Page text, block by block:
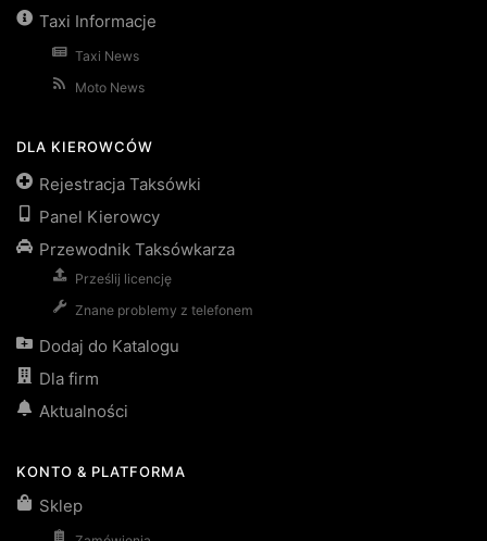
Taxi Informacje
Taxi News
Moto News
DLA KIEROWCÓW
Rejestracja Taksówki
Panel Kierowcy
Przewodnik Taksówkarza
Prześlij licencję
Znane problemy z telefonem
Dodaj do Katalogu
Dla firm
Aktualności
KONTO & PLATFORMA
Sklep